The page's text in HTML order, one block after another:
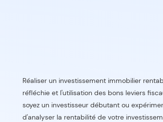
Réaliser un investissement immobilier
réfléchie et l'utilisation des bons leviers
soyez un investisseur débutant ou
d'analyser la rentabilité de votre